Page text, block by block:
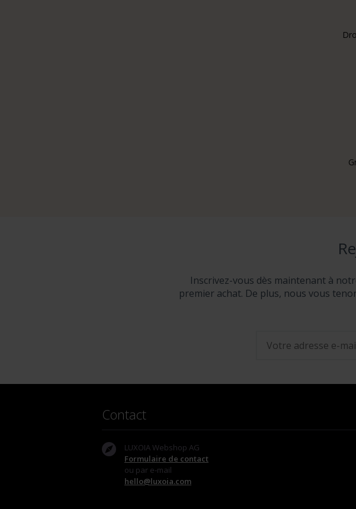
Inscrivez-vous dès maintenant à
premier achat. De plus, nous vous
Contact
LUXOIA Webshop AG
Formulaire de contact
ou par e-mail
hello@luxoia.com